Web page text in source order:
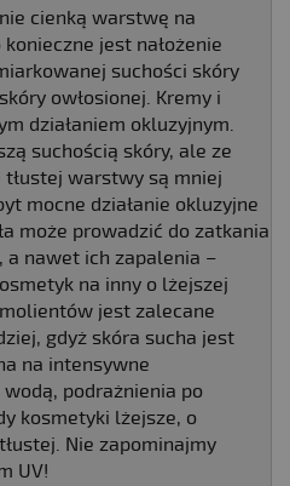
cienką warstwę na
jest nałożenie
suchości skóry
owłosionej. Kremy i
działaniem okluzyjnym.
suchością skóry, ale ze
warstwy są mniej
mocne działanie okluzyjne
może prowadzić do zatkania
a nawet ich zapalenia –
na inny o lżejszej
jest zalecane
gdyż skóra sucha jest
na intensywne
podrażnienia po
kosmetyki lżejsze, o
Nie zapominajmy
UV!